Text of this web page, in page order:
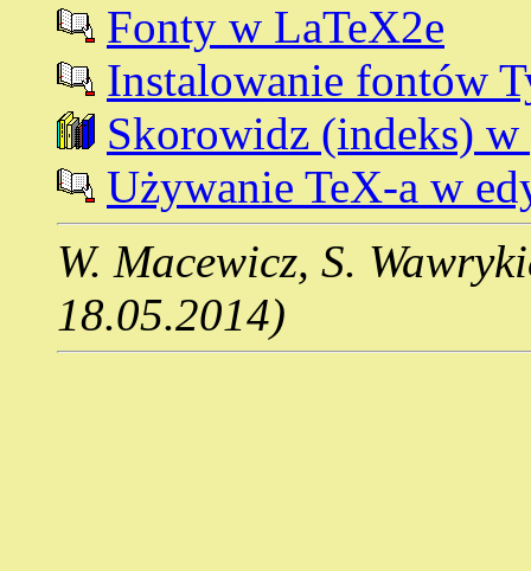
Fonty w LaTeX2e
Instalowanie fontów
Skorowidz (indeks)
Używanie TeX-a w
W. Macewicz, S.
18.05.2014)